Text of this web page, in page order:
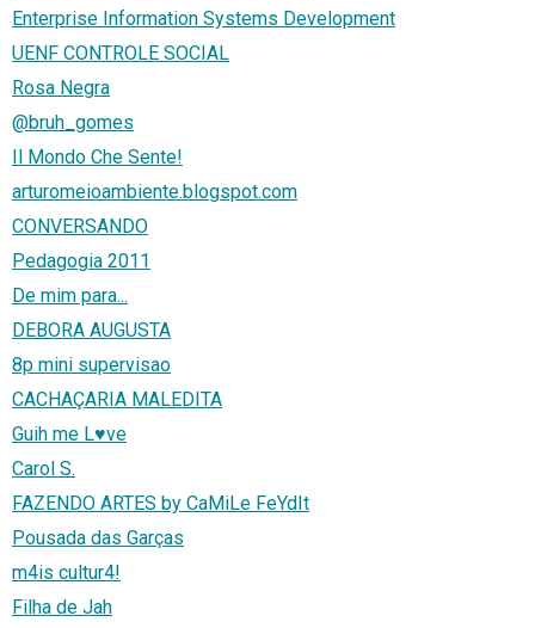
Enterprise Information Systems Development
UENF CONTROLE SOCIAL
Rosa Negra
@bruh_gomes
Il Mondo Che Sente!
arturomeioambiente.blogspot.com
CONVERSANDO
Pedagogia 2011
De mim para...
DEBORA AUGUSTA
8p mini supervisao
CACHAÇARIA MALEDITA
Guih me L♥ve
Carol S.
FAZENDO ARTES by CaMiLe FeYdIt
Pousada das Garças
m4is cultur4!
Filha de Jah